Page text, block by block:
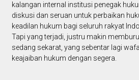
kalangan internal institusi penegak
diskusi dan seruan untuk perbaikan
keadilan hukum bagi seluruh rakyat
Tapi yang terjadi, justru makin
sedang sekarat, yang sebentar lagi
keajaiban hukum dengan segera.